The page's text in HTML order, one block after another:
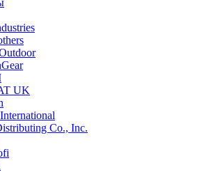
UK
Co., Inc.